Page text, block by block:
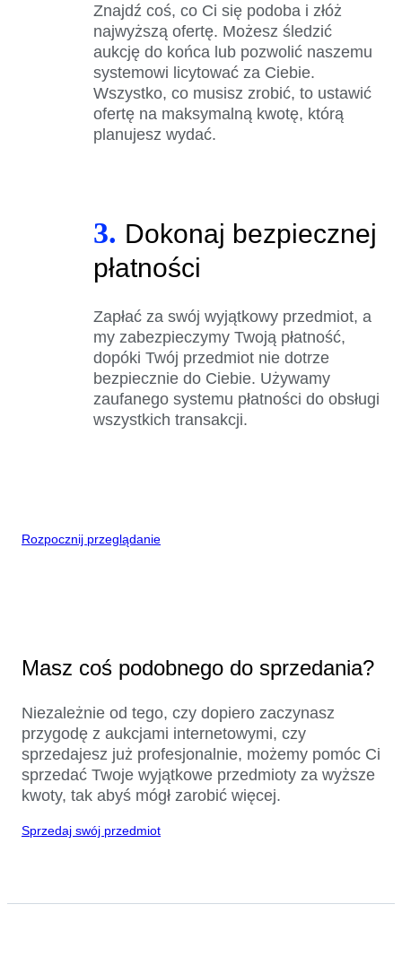
Znajdź coś, co Ci się podoba i złóż
najwyższą ofertę. Możesz śledzić
aukcję do końca lub pozwolić naszemu
systemowi licytować za Ciebie.
Wszystko, co musisz zrobić, to ustawić
ofertę na maksymalną kwotę, którą
planujesz wydać.
3. Dokonaj bezpiecznej
płatności
Zapłać za swój wyjątkowy przedmiot, a
my zabezpieczymy Twoją płatność,
dopóki Twój przedmiot nie dotrze
bezpiecznie do Ciebie. Używamy
zaufanego systemu płatności do obsługi
wszystkich transakcji.
Rozpocznij przeglądanie
Masz coś podobnego do sprzedania?
Niezależnie od tego, czy dopiero zaczynasz
przygodę z aukcjami internetowymi, czy
sprzedajesz już profesjonalnie, możemy pomóc Ci
sprzedać Twoje wyjątkowe przedmioty za wyższe
kwoty, tak abyś mógł zarobić więcej.
Sprzedaj swój przedmiot